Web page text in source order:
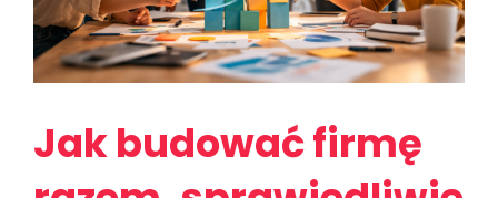
Jak budować firmę